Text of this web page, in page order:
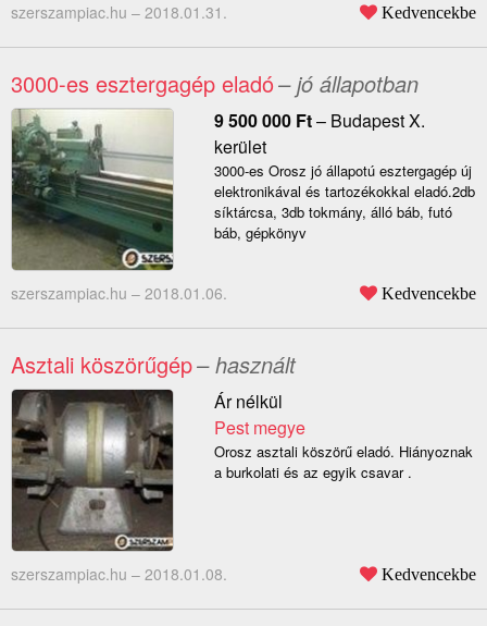
szerszampiac.hu – 2018.01.31. Kedvencekbe
3000-es esztergagép eladó– jó állapotban
9 500 000 Ft– Budapest X.
kerület
3000-es Orosz jó állapotú esztergagép új
elektronikával és tartozékokkal eladó.2db
síktárcsa, 3db tokmány, álló báb, futó
báb, gépkönyv
szerszampiac.hu – 2018.01.06. Kedvencekbe
Asztali köszörűgép– használt
Ár nélkül
Pest megye
Orosz asztali köszörű eladó. Hiányoznak
a burkolati és az egyik csavar .
szerszampiac.hu – 2018.01.08. Kedvencekbe